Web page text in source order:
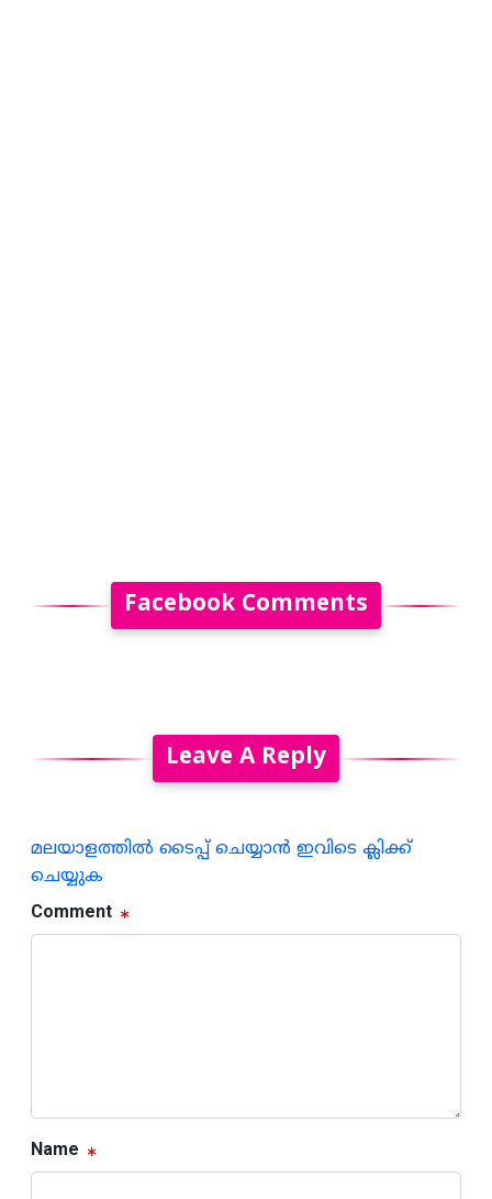
Facebook Comments
Leave A Reply
മലയാളത്തില്‍ ടൈപ്പ് ചെയ്യാന്‍ ഇവിടെ ക്ലിക്ക്
ചെയ്യുക
Comment
Name